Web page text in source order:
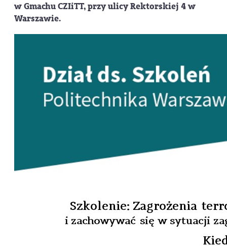
w Gmachu CZIiTT, przy ulicy Rektorskiej 4 w
Warszawie.